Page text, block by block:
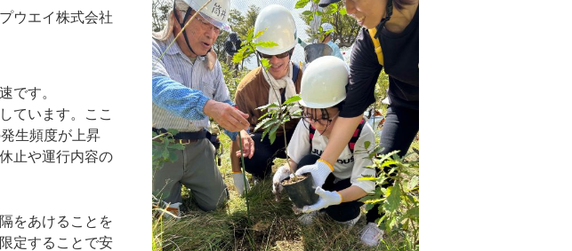
ウエイ株式会社
です。
ています。ここ
生頻度が上昇
止や運行内容の
をあけることを
定することで安